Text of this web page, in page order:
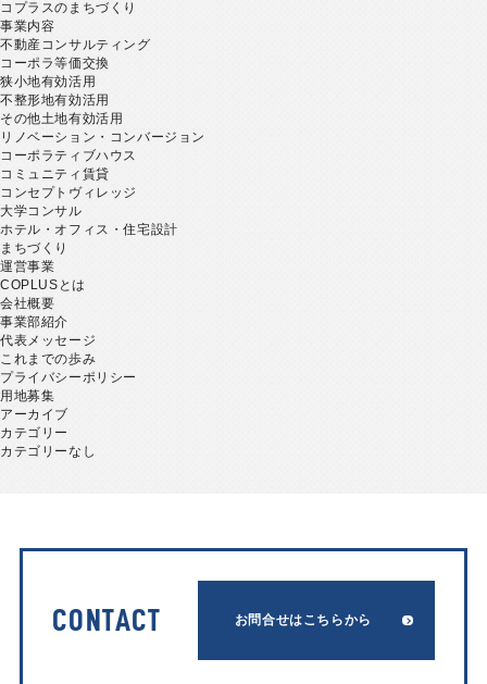
コプラスのまちづくり
事業内容
不動産コンサルティング
コーポラ等価交換
狭小地有効活用
不整形地有効活用
その他土地有効活用
リノベーション・コンバージョン
コーポラティブハウス
コミュニティ賃貸
コンセプトヴィレッジ
大学コンサル
ホテル・オフィス・住宅設計
まちづくり
運営事業
COPLUSとは
会社概要
事業部紹介
代表メッセージ
これまでの歩み
プライバシーポリシー
用地募集
アーカイブ
カテゴリー
カテゴリーなし
CONTACT お問合せはこちらから